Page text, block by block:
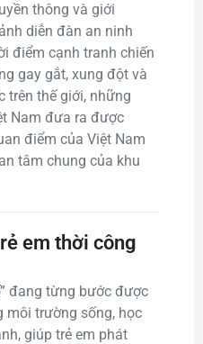
thông và giới
diễn đàn an ninh
điểm cạnh tranh chiến
gay gắt, xung đột và
trên thế giới, những
Nam đưa ra được
điểm của Việt Nam
tâm chung của khu
em thời công
đang từng bước được
môi trường sống, học
giúp trẻ em phát